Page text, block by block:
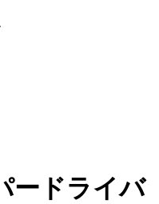
ードライバ